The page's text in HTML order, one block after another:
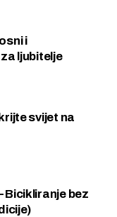
i
ljubitelje
svijet na
Bicikliranje bez